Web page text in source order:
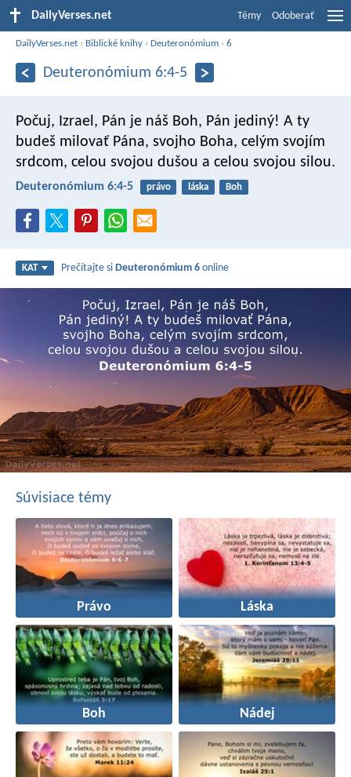
DailyVerses.net Témy Odoberať
DailyVerses.net › Biblické knihy ›Deuteronómium ›6
Deuteronómium 6:4-5
Počuj, Izrael, Pán je náš Boh, Pán jediný! A ty
budeš milovať Pána, svojho Boha, celým svojím
srdcom, celou svojou dušou a celou svojou silou.
Deuteronómium 6:4-5 právo láska Boh
KAT Prečítajte siDeuteronómium 6 online
Súvisiace témy
Právo Láska
Boh Nádej